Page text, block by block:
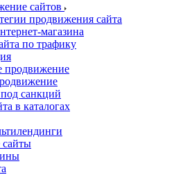
сайтов
продвижения сайта
магазина
по трафику
продвижение
санкций
в каталогах